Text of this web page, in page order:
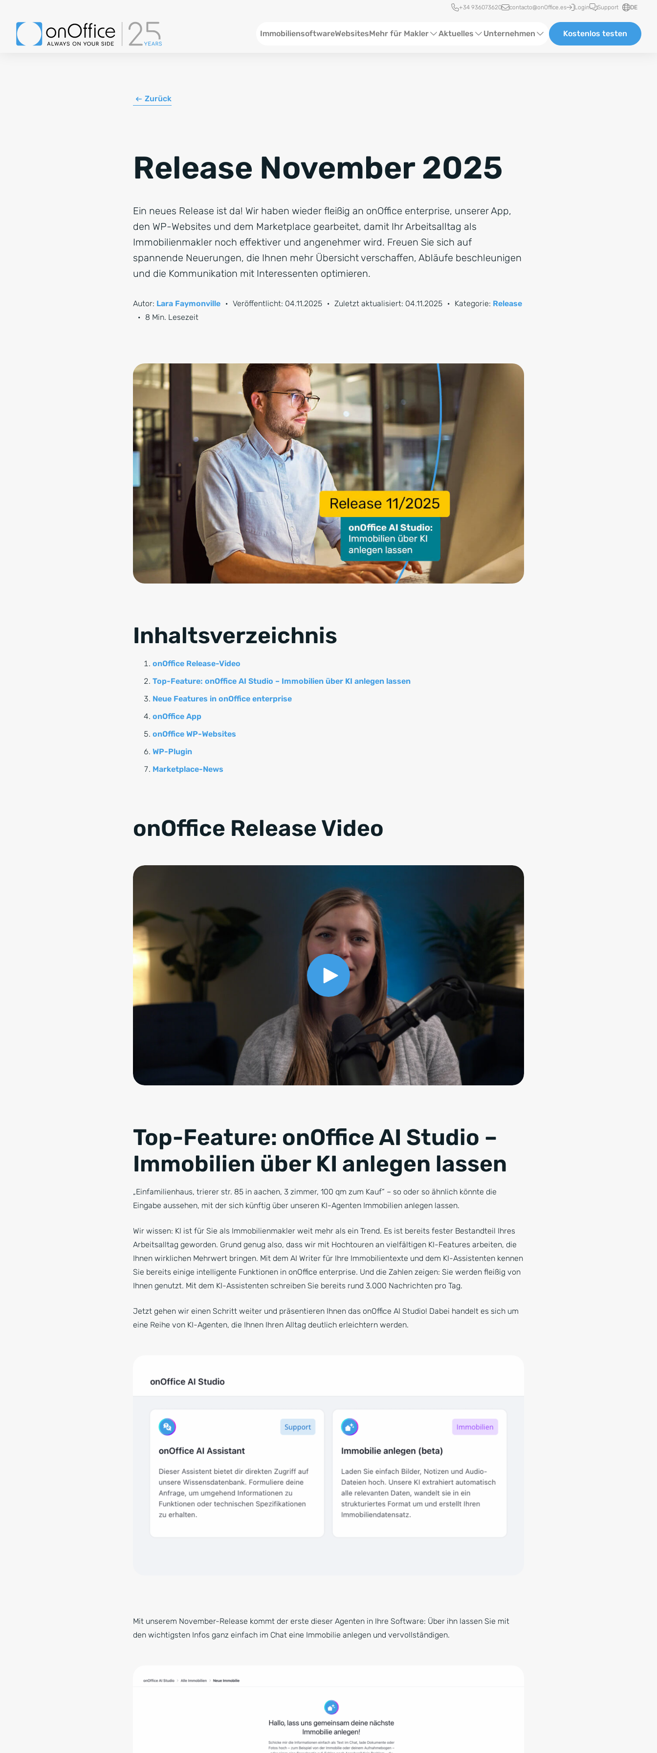
Schnellzugriff
+34 936073620 contacto@onOffice.es Login Support DE
Header
ImmobiliensoftwareWebsitesMehr für Makler
Newsletter-Pakete
Softwareschulungen
Aktuelles
Blog
Unternehmen Kostenlos testen
Zurück
Release November 2025
Ein neues Release ist da! Wir haben wieder fleißig an onOffice enterprise, unserer App,
den WP-Websites und dem Marketplace gearbeitet, damit Ihr Arbeitsalltag als
Immobilienmakler noch effektiver und angenehmer wird. Freuen Sie sich auf
spannende Neuerungen, die Ihnen mehr Übersicht verschaffen, Abläufe beschleunigen
und die Kommunikation mit Interessenten optimieren.
Autor: Lara Faymonville · Veröffentlicht: 04.11.2025 · Zuletzt aktualisiert: 04.11.2025 · Kategorie: Release
· 8 Min. Lesezeit
Inhaltsverzeichnis
onOffice Release-Video
Top-Feature: onOffice AI Studio – Immobilien über KI anlegen lassen
Neue Features in onOffice enterprise
onOffice App
onOffice WP-Websites
WP-Plugin
Marketplace-News
onOffice Release Video
Top-Feature: onOffice AI Studio –
Immobilien über KI anlegen lassen
„Einfamilienhaus, trierer str. 85 in aachen, 3 zimmer, 100 qm zum Kauf“ – so oder so ähnlich könnte die
Eingabe aussehen, mit der sich künftig über unseren KI-Agenten Immobilien anlegen lassen.
Wir wissen: KI ist für Sie als Immobilienmakler weit mehr als ein Trend. Es ist bereits fester Bestandteil Ihres
Arbeitsalltag geworden. Grund genug also, dass wir mit Hochtouren an vielfältigen KI-Features arbeiten, die
Ihnen wirklichen Mehrwert bringen. Mit dem AI Writer für Ihre Immobilientexte und dem KI-Assistenten kennen
Sie bereits einige intelligente Funktionen in onOffice enterprise. Und die Zahlen zeigen: Sie werden fleißig von
Ihnen genutzt. Mit dem KI-Assistenten schreiben Sie bereits rund 3.000 Nachrichten pro Tag.
Jetzt gehen wir einen Schritt weiter und präsentieren Ihnen das onOffice AI Studio! Dabei handelt es sich um
eine Reihe von KI-Agenten, die Ihnen Ihren Alltag deutlich erleichtern werden.
Mit unserem November-Release kommt der erste dieser Agenten in Ihre Software: Über ihn lassen Sie mit
den wichtigsten Infos ganz einfach im Chat eine Immobilie anlegen und vervollständigen.